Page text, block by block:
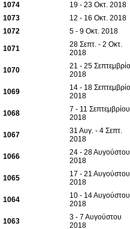
1074
19 - 23 Οκτ. 2018
1073
12 - 16 Οκτ. 2018
1072 5 - 9 Οκτ. 2018
1071
28 Σεπτ. - 2 Οκτ.
2018
1070
21 - 25
2018
1069
14 - 18
2018
1068
7 - 11 Σεπτεμβρίου
2018
1067
31 Αυγ. - 4 Σεπτ.
2018
1066
24 - 28 Αυγούστου
2018
1065
17 - 21 Αυγούστου
2018
1064
10 - 14 Αυγούστου
2018
1063
3 - 7 Αυγούστου
2018